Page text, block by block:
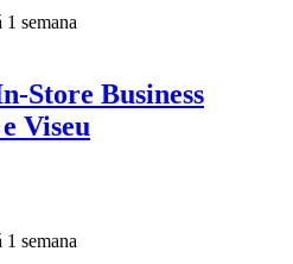
semana
Store Business
Viseu
semana